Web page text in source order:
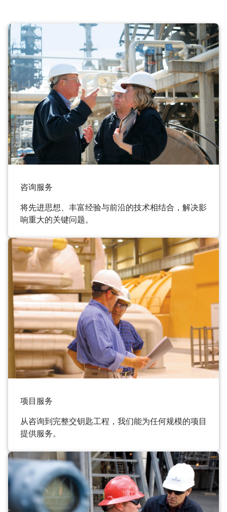
咨询服务
将先进思想、丰富经验与前沿的技术相结合，解决影
响重大的关键问题。
项目服务
从咨询到完整交钥匙工程，我们能为任何规模的项目
提供服务。